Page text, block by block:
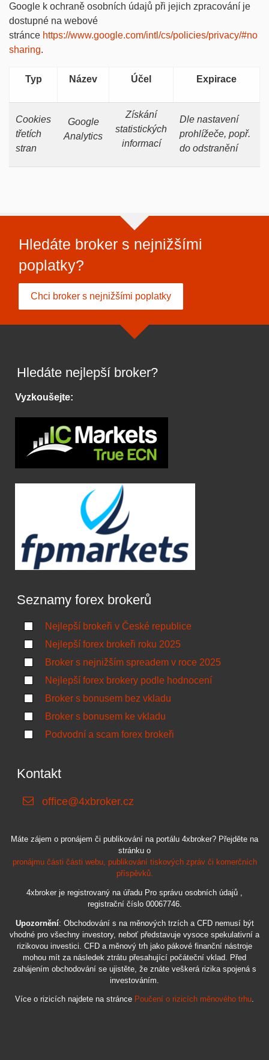
Google k ochraně osobních údajů při jejich zpracování je
dostupné na webové
stránce https://www.google.com/intl/cs/policies/privacy/#no
sharing.
Typ Název Účel Expirace
Cookies
třetích
stran
Google
Analytics
Získání
statistických
informací
Dle nastavení
prohlížeče, popř.
do odstranění
Hledáte broker s nejnižšími
poplatky?
Chci broker s nejnižšími poplatky
Hledáte nejlepší broker?
Vyzkoušejte:
Seznamy forex brokerů
Nejlepší brokeři v České republice
Nejlepší forex brokeři roku 2025
Broker s nejnižším spreadem v roce 2025
Nejlepší forex brokery podle hodnocení
Broker s bonusem bez vkladu
Broker s bonusem ke vkladu
Podvodní a scam forex brokeři
Kontakt
office@4xbroker.cz
Máte zájem o pronájem či publikování na portálu 4xbroker? Přejděte na
stránku o
pronájmu části části webu, publikování tiskových zpráv či komerčních
příspěvků.
4xbroker je registrovaný na úřadu Pro správu osobních údajů ,
registrační číslo 00067746.
Upozornění: Obchodování s na měnových trzích a CFD nemusí být
vhodné pro všechny investory, neboť představuje vysoce spekulativní a
rizikovou investici. CFD a měnový trh jako pákové finanční nástroje
mohou mít za následek ztrátu přesahující počáteční vklad. Před
zahájením obchodování se ujistěte, že znáte veškerá rizika spojená s
investováním.
Více o rizicích najdete na stránce Poučení o rizicích měnového trhu.